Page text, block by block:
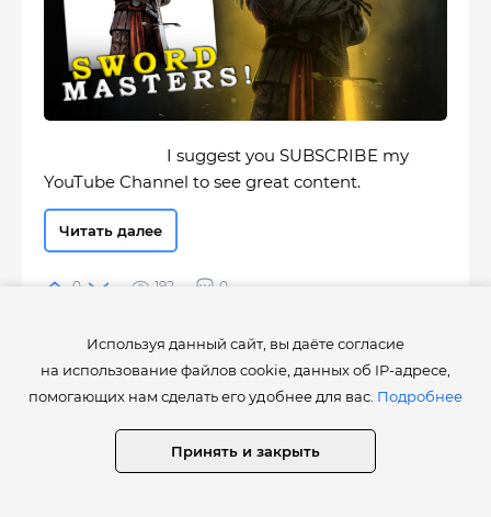
I suggest you SUBSCRIBE my
YouTube Channel to see great content.
Читать далее
192 0
THESAART
Используя данный сайт, вы даёте согласие
на использование файлов cookie, данных об IP-адресе,
помогающих нам сделать его удобнее для вас. Подробнее
Принять и закрыть